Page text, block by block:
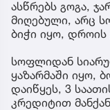
ასწრებს გოგა,
მიღებული, არც
ბიჭი იყო,
სოფლიდან
ყაზარმაში იყო,
დაიწყეს, 3
კრედიტით